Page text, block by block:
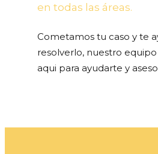
en todas las áreas.
Cometamos tu caso y te
resolverlo, nuestro
aqui para ayudarte y